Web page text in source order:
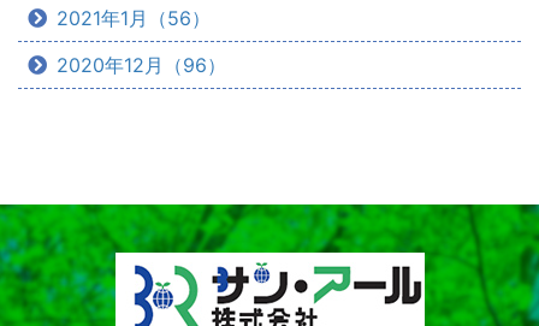
2021年1月（56）
2020年12月（96）